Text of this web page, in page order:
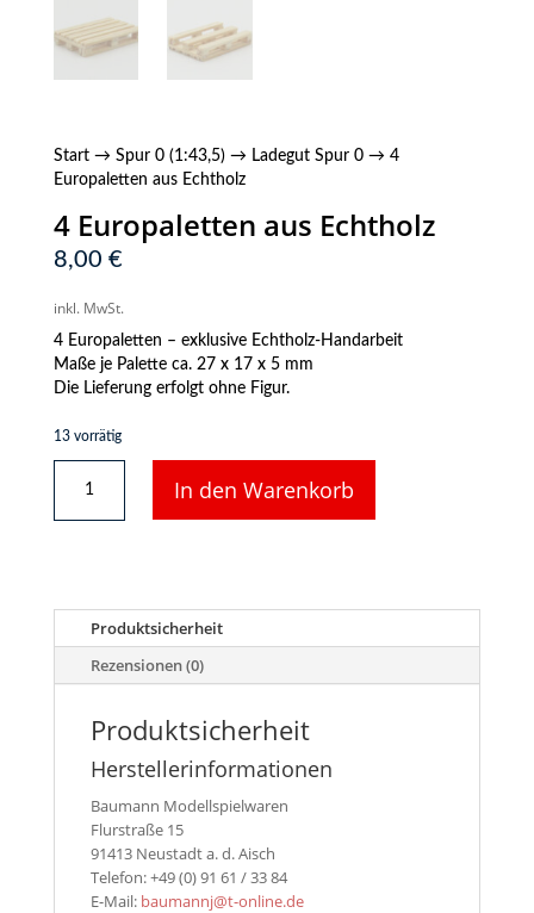
Start→ Spur 0 (1:43,5)→ Ladegut Spur 0→ 4
Europaletten aus Echtholz
4 Europaletten aus Echtholz
8,00 €
inkl. MwSt.
4 Europaletten – exklusive Echtholz-Handarbeit
Maße je Palette ca. 27 x 17 x 5 mm
Die Lieferung erfolgt ohne Figur.
13 vorrätig
Europaletten
aus
In den Warenkorb
Produktsicherheit
Rezensionen (0)
Produktsicherheit
Herstellerinformationen
Baumann Modellspielwaren
Flurstraße 15
91413 Neustadt a. d. Aisch
Telefon: +49 (0) 91 61 / 33 84
E-Mail: baumannj@t-online.de